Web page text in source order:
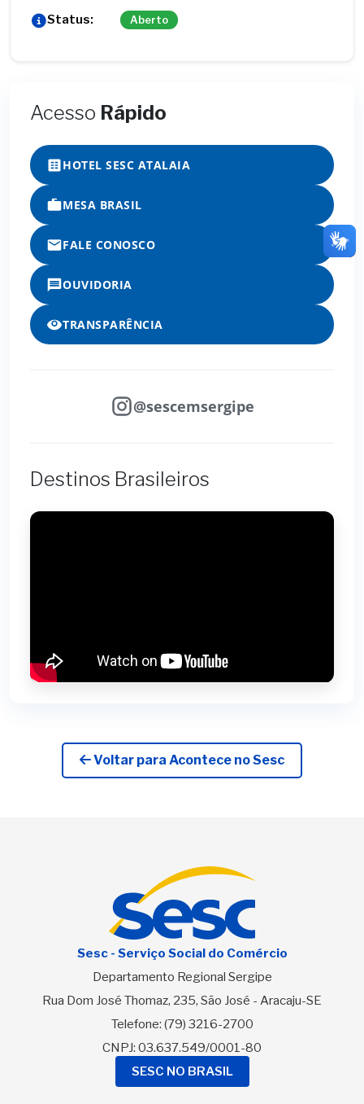
Status: Aberto
Acesso Rápido
HOTEL SESC ATALAIA
MESA BRASIL
FALE CONOSCO
OUVIDORIA
TRANSPARÊNCIA
@sescemsergipe
Destinos Brasileiros
Voltar para Acontece no Sesc
Sesc - Serviço Social do Comércio
Departamento Regional Sergipe
Rua Dom José Thomaz, 235, São José - Aracaju-SE
Telefone: (79) 3216-2700
CNPJ: 03.637.549/0001-80
SESC NO BRASIL